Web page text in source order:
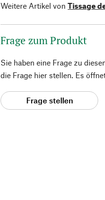
Weitere Artikel von Tissage
Frage zum Produkt
Sie haben eine Frage zu
die Frage hier stellen. Es
Frage stellen